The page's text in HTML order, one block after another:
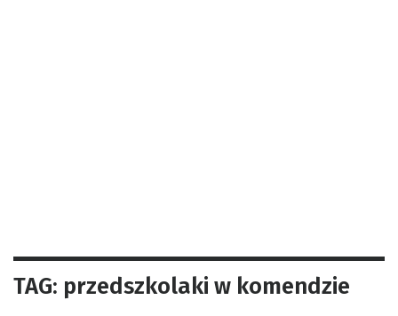
TAG: przedszkolaki w komendzie